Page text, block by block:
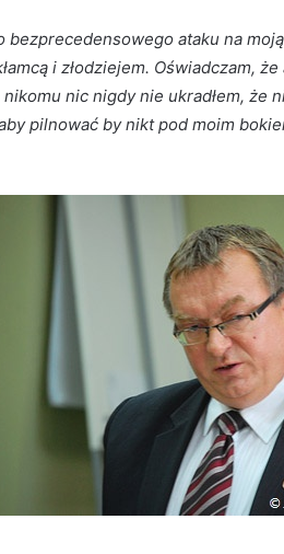
bezprecedensowego ataku na
i złodziejem. Oświadczam,
nic nigdy nie ukradłem, że
pilnować by nikt pod moim